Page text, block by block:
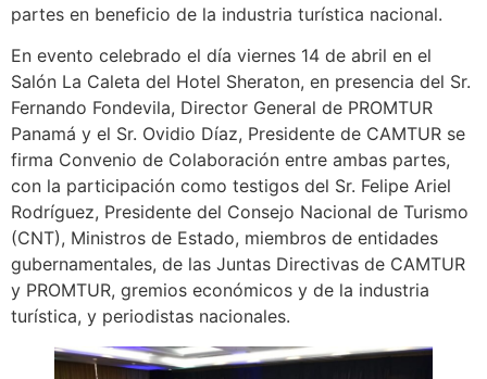
partes en beneficio de la industria turística nacional.
En evento celebrado el día viernes 14 de abril en el
Salón La Caleta del Hotel Sheraton, en presencia del Sr.
Fernando Fondevila, Director General de PROMTUR
Panamá y el Sr. Ovidio Díaz, Presidente de CAMTUR se
firma Convenio de Colaboración entre ambas partes,
con la participación como testigos del Sr. Felipe Ariel
Rodríguez, Presidente del Consejo Nacional de Turismo
(CNT), Ministros de Estado, miembros de entidades
gubernamentales, de las Juntas Directivas de CAMTUR
y PROMTUR, gremios económicos y de la industria
turística, y periodistas nacionales.